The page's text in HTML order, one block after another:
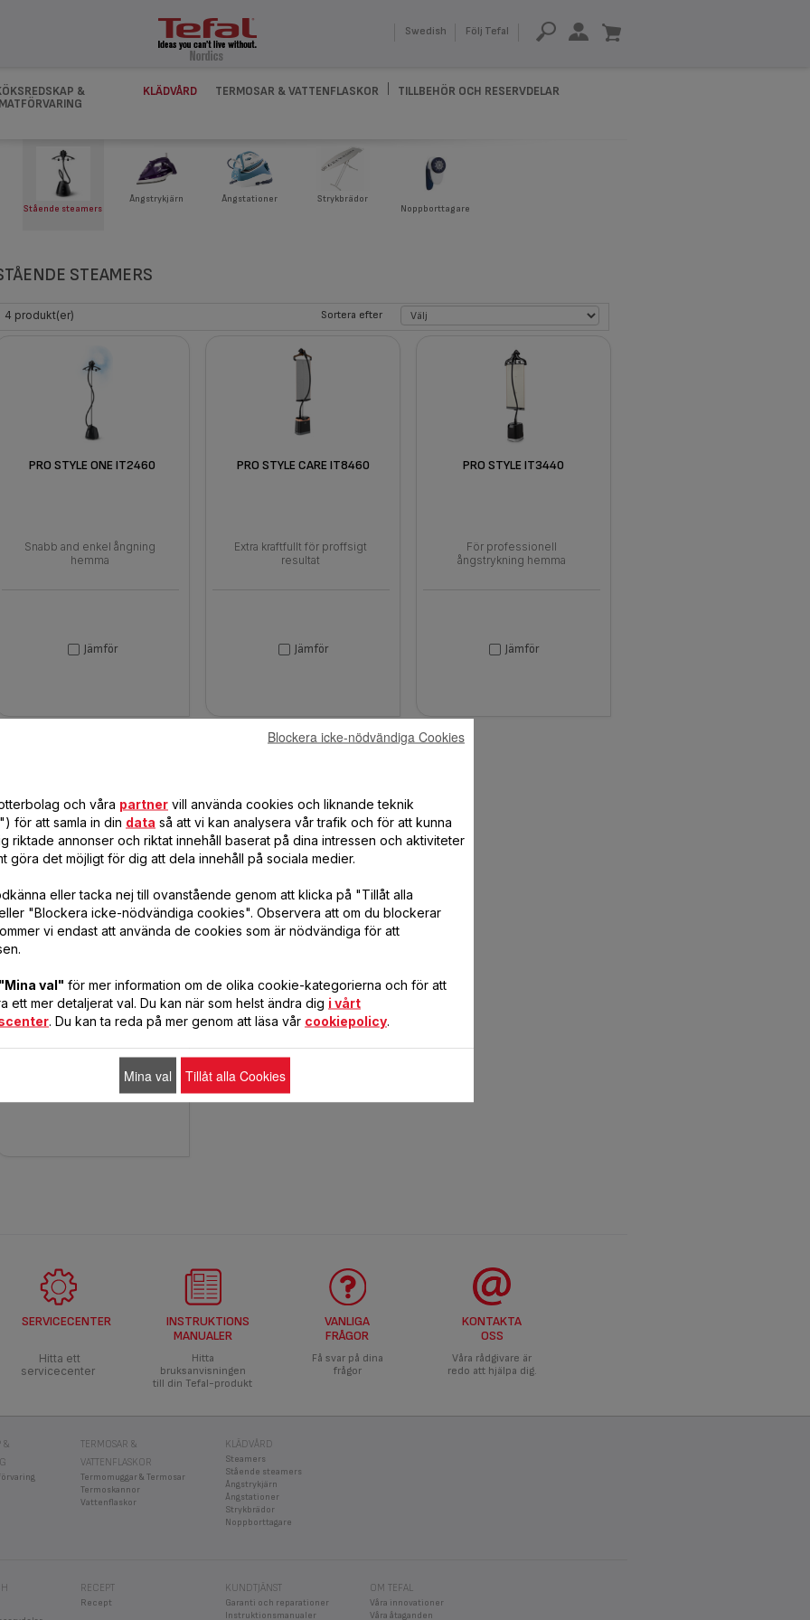
Swedish Följ Tefal
&
MATFÖRVARING
KLÄDVÅRD TERMOSAR & VATTENFLASKOR TILLBEHÖR OCH RESERVDELAR
Stående steamers
Ångstrykjärn Ångstationer
Strykbrädor
Noppborttagare
STEAMERS
Sortera efter
4 produkt(er)
PRO STYLE ONE IT2460
Snabb and enkel ångning
hemma
Jämför
PRO STYLE CARE IT8460
Extra kraftfullt för proffsigt
resultat
Jämför
PRO STYLE IT3440
För professionell
ångstrykning hemma
Jämför
IXEO POWER QT2020E0
Smart och kraftfull:
Klädvårdsrevolutionen
SERVICECENTER
Hitta ett
servicecenter
INSTRUKTIONS
MANUALER
Hitta
bruksanvisningen
till din Tefal-produkt
VANLIGA
FRÅGOR
Få svar på dina
frågor
KONTAKTA
OSS
Våra rådgivare är
redo att hjälpa dig.
&
TERMOSAR &
VATTENFLASKOR
Termomuggar & Termosar
Termoskannor
Vattenflaskor
KLÄDVÅRD
Steamers
Stående steamers
Ångstrykjärn
Ångstationer
Strykbrädor
Noppborttagare
RECEPT
Recept
KUNDTJÄNST
Garanti och reparationer
Instruktionsmanualer
OM TEFAL
Våra innovationer
Våra åtaganden
och våra partner vill använda cookies och liknande teknik
för att samla in din data så att vi kan analysera vår trafik och för att kunna
riktade annonser och riktat innehåll baserat på dina intressen och aktiviteter
göra det möjligt för dig att dela innehåll på sociala medier.
eller tacka nej till ovanstående genom att klicka på "Tillåt alla
"Blockera icke-nödvändiga cookies". Observera att om du blockerar
vi endast att använda de cookies som är nödvändiga för att
"Mina val" för mer information om de olika cookie-kategorierna och för att
ett mer detaljerat val. Du kan när som helst ändra dig i vårt
. Du kan ta reda på mer genom att läsa vår cookiepolicy
Blockera icke-nödvändiga Cookies
Mina val Tillåt alla Cookies